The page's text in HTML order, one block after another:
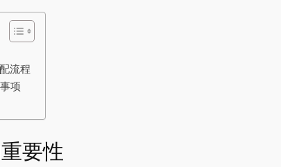
流程
项
要性